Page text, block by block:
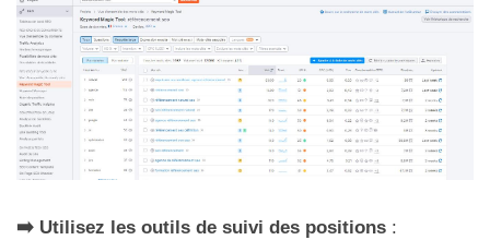
➡️ Utilisez les outils de suivi des positions :